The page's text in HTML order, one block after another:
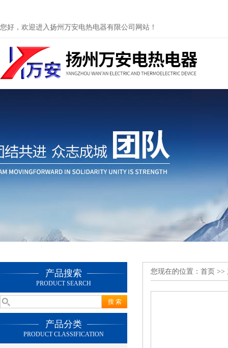
您好，欢迎进入扬州万安电热电器有限公司网站！
产品搜索
PRODUCT SEARCH
产品分类
PRODUCT CLASSIFICATION
您现在的位置： 首页 >>